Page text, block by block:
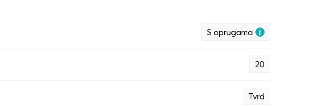
S oprugama
20
Tvrd